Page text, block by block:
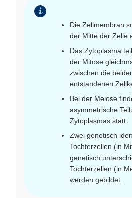
Die Zellmembran
der Mitte der Zelle
Das Zytoplasma
der Mitose
zwischen die
entstandenen
Bei der Meiose
asymmetrische
Zytoplasmas statt.
Zwei genetisch
Tochterzellen (in
genetisch
Tochterzellen (in
werden gebildet.